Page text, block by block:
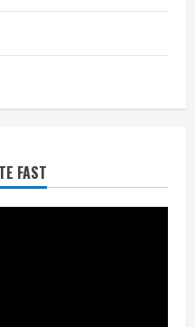
FAST
व नियम का बारीकी से किया
तब कार्रवाई